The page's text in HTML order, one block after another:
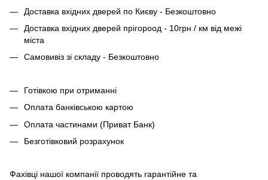
Доставка вхідних дверей по Києву - Безкоштовно
Доставка вхідних дверей прігороод - 10грн / км від межі
міста
Самовивіз зі складу - Безкоштовно
Готівкою при отриманні
Оплата банківською картою
Оплата частинами (Приват Банк)
Безготівковий розрахунок
Фахівці нашої компанії проводять гарантійне та